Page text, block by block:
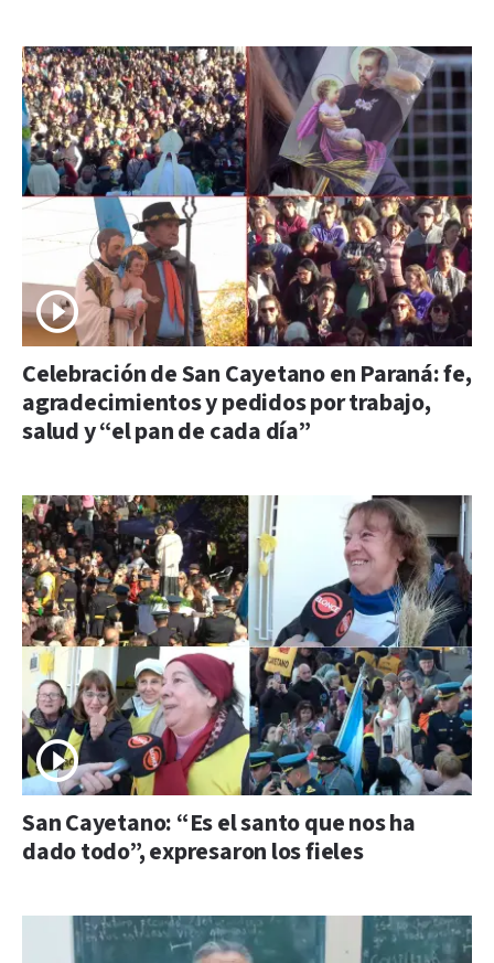
Celebración de San Cayetano en Paraná: fe,
agradecimientos y pedidos por trabajo,
salud y “el pan de cada día”
San Cayetano: “Es el santo que nos ha
dado todo”, expresaron los fieles